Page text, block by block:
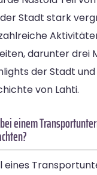
Stadt stark
darunter drei
der Stadt
von Lahti.
einem
eines